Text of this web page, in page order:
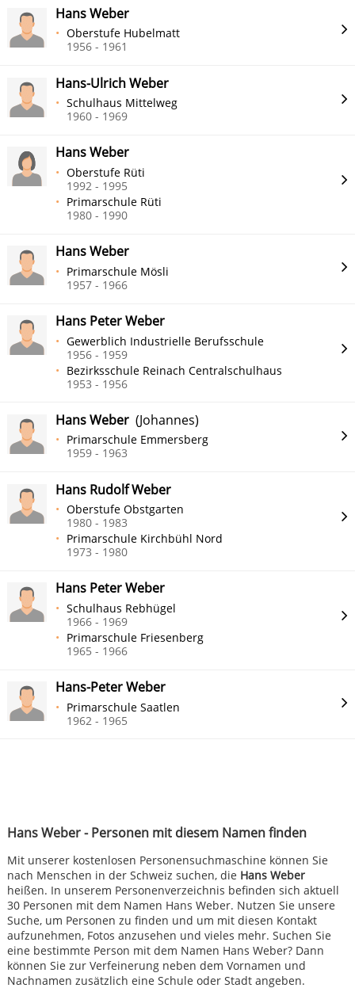
Hans Weber - Personen mit diesem Namen finden
Mit unserer kostenlosen Personensuchmaschine können Sie
nach Menschen in der Schweiz suchen, die Hans Weber
heißen. In unserem Personenverzeichnis befinden sich aktuell
30 Personen mit dem Namen Hans Weber. Nutzen Sie unsere
Suche, um Personen zu finden und um mit diesen Kontakt
aufzunehmen, Fotos anzusehen und vieles mehr. Suchen Sie
eine bestimmte Person mit dem Namen Hans Weber? Dann
können Sie zur Verfeinerung neben dem Vornamen und
Nachnamen zusätzlich eine Schule oder Stadt angeben.
Hans Weber
Oberstufe Hubelmatt
1956 - 1961
Hans-Ulrich Weber
Schulhaus Mittelweg
1960 - 1969
Hans Weber
Oberstufe Rüti
1992 - 1995
Primarschule Rüti
1980 - 1990
Hans Weber
Primarschule Mösli
1957 - 1966
Hans Peter Weber
Gewerblich Industrielle Berufsschule
1956 - 1959
Bezirksschule Reinach Centralschulhaus
1953 - 1956
Hans Weber (Johannes)
Primarschule Emmersberg
1959 - 1963
Hans Rudolf Weber
Oberstufe Obstgarten
1980 - 1983
Primarschule Kirchbühl Nord
1973 - 1980
Hans Peter Weber
Schulhaus Rebhügel
1966 - 1969
Primarschule Friesenberg
1965 - 1966
Hans-Peter Weber
Primarschule Saatlen
1962 - 1965